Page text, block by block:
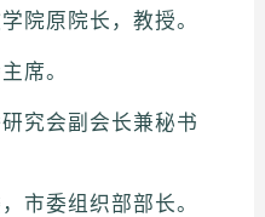
院原院长，教授。
席。
究会副会长兼秘书
市委组织部部长。